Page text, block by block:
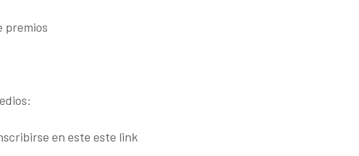
premios
en este este link